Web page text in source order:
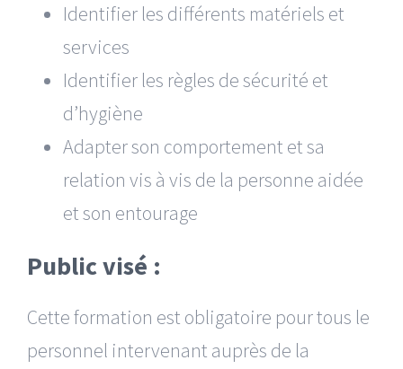
Identifier les différents matériels et
services
Identifier les règles de sécurité et
d’hygiène
Adapter son comportement et sa
relation vis à vis de la personne aidée
et son entourage
Public visé :
Cette formation est obligatoire pour tous le
personnel intervenant auprès de la